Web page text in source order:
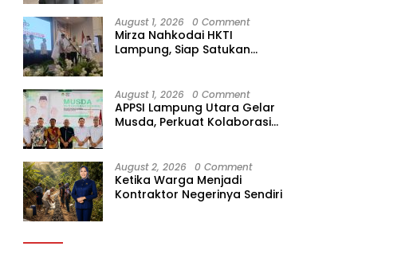
August 1, 2026 0 Comment
Mirza Nahkodai HKTI
Lampung, Siap Satukan
August 1, 2026 0 Comment
APPSI Lampung Utara Gelar
Musda, Perkuat Kolaborasi
Bermartabat
August 2, 2026 0 Comment
Ketika Warga Menjadi
Kontraktor Negerinya Sendiri